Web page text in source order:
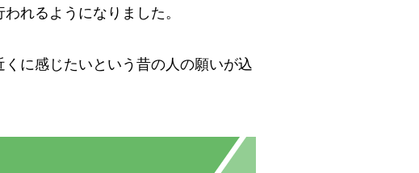
れるようになりました。
に感じたいという昔の人の願いが込